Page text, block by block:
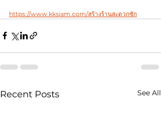
https://www.kksiam.com/สร้างร้านสะดวกซัก
Recent Posts See All